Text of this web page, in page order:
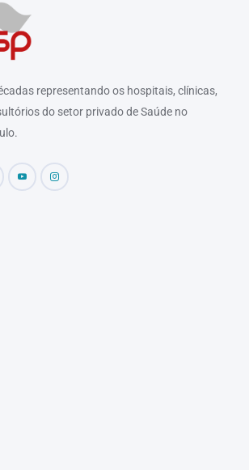
representando os hospitais, clínicas,
do setor privado de Saúde no